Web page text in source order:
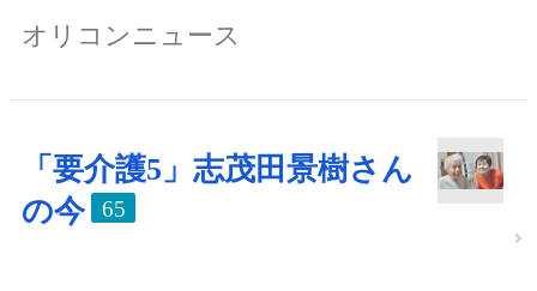
オリコンニュース
「要介護5」志茂田景樹さん
の今
65